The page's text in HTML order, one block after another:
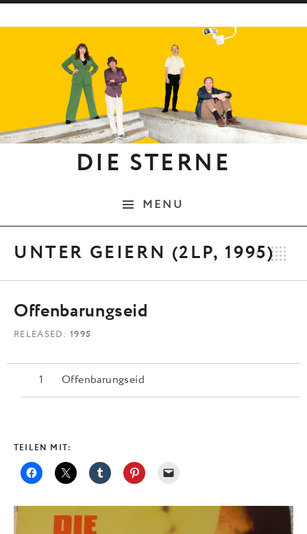
DIE STERNE
MENU
UNTER GEIERN (2LP, 1995)
Offenbarungseid
RELEASED 1995
Offenbarungseid
TEILEN MIT: